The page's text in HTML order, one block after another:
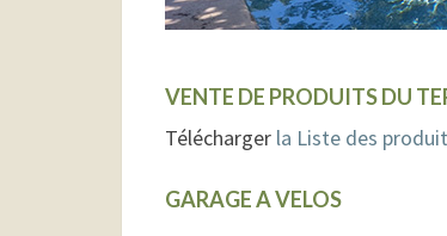
VENTE DE PRODUITS DU
Télécharger la Liste des
GARAGE A VELOS